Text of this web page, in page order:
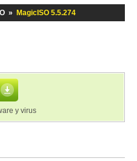
» MagicISO 5.5.274
y virus